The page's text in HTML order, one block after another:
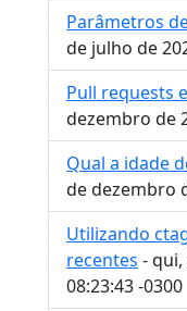
Parâmetros
de julho de
Pull requests
dezembro de
Qual a idade
de dezembro
Utilizando
recentes - qui,
08:23:43 -0300